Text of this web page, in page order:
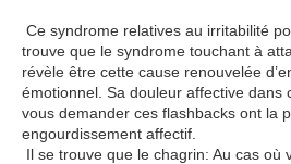
Ce syndrome relatives au irritabilité
trouve que le syndrome touchant à
révèle être cette cause renouvelée
émotionnel. Sa douleur affective dans
vous demander ces flashbacks ont la
engourdissement affectif.
Il se trouve que le chagrin: Au cas où